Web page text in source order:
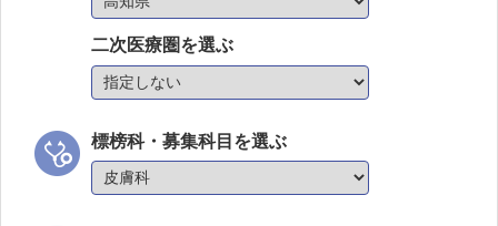
二次医療圏を選ぶ
標榜科・募集科目を選ぶ